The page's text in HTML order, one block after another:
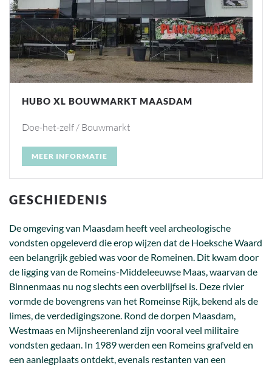
YLONA’S VELDBOEKET
Tuincentrum / Bloemist / Dierenspeciaalzaak
MEER INFORMATIE
GESCHIEDENIS
De omgeving van Maasdam heeft veel archeologische
vondsten opgeleverd die erop wijzen dat de Hoeksche Waard
een belangrijk gebied was voor de Romeinen. Dit kwam door
de ligging van de Romeins-Middeleeuwse Maas, waarvan de
Binnenmaas nu nog slechts een overblijfsel is. Deze rivier
vormde de bovengrens van het Romeinse Rijk, bekend als de
limes, de verdedigingszone. Rond de dorpen Maasdam,
Westmaas en Mijnsheerenland zijn vooral veel militaire
vondsten gedaan. In 1989 werden een Romeins grafveld en
een aanlegplaats ontdekt, evenals restanten van een